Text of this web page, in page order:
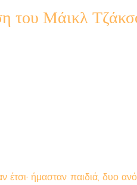
του Μάικλ
έτσι· ήμασταν παιδιά, δυο